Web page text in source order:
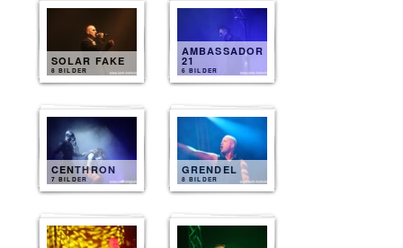
SOLAR FAKE
8 BILDER
AMBASSADOR
21
6 BILDER
CENTHRON
7 BILDER
GRENDEL
8 BILDER